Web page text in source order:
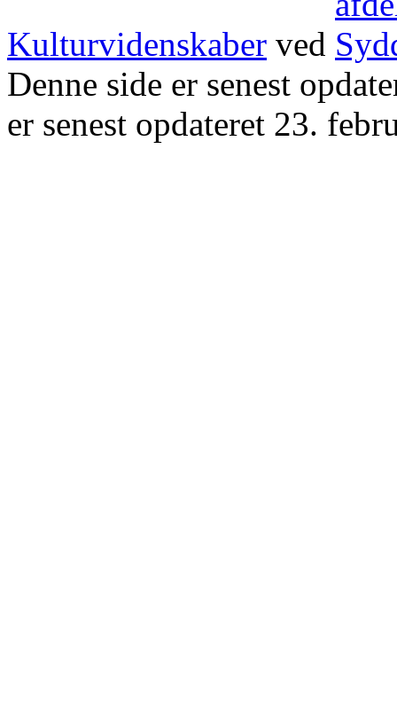
Kulturvidenskaber ved
Denne side er senest
er senest opdateret 23.